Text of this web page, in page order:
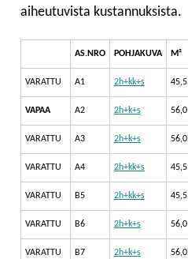
aiheutuvista kustannuksista.
AS.NRO POHJAKUVA M²
VARATTU A1 2h+kk+s 45,5
VAPAA A2 2h+k+s 56,0
VARATTU A3 2h+k+s 56,0
VARATTU A4 2h+kk+s 45,5
VARATTU B5 2h+kk+s 45,5
VARATTU B6 2h+k+s 56,0
VARATTU B7 2h+k+s 56,0